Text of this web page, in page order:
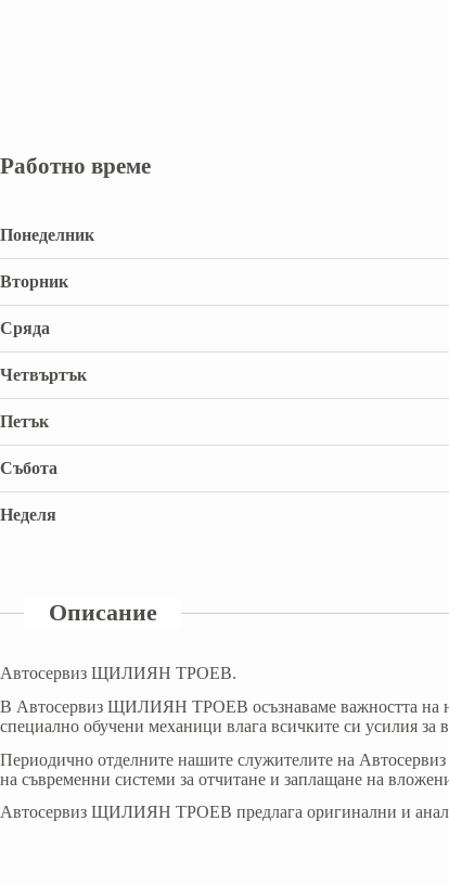
Работно време
Понеделник
Вторник
Сряда
Четвъртък
Петък
Събота
Неделя
Описание
Автосервиз ЩИЛИЯН ТРОЕВ.
В Aвтосервиз ЩИЛИЯН ТРОЕВ осъзнаваме важността на
специално обучени механици влага всичките си усилия за
Периодично отделните нашите служителите на
на съвременни системи за отчитане и заплащане на
Автосервиз ЩИЛИЯН ТРОЕВ предлага оригинални и